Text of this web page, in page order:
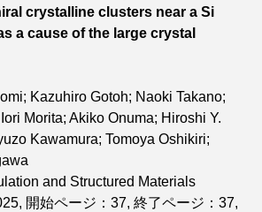
crystalline clusters near a Si
a cause of the large crystal
Kazuhiro Gotoh; Naoki Takano;
Morita; Akiko Onuma; Hiroshi Y.
Kawamura; Tomoya Oshikiri;
and Structured Materials
開始ページ：37, 終了ページ：37,